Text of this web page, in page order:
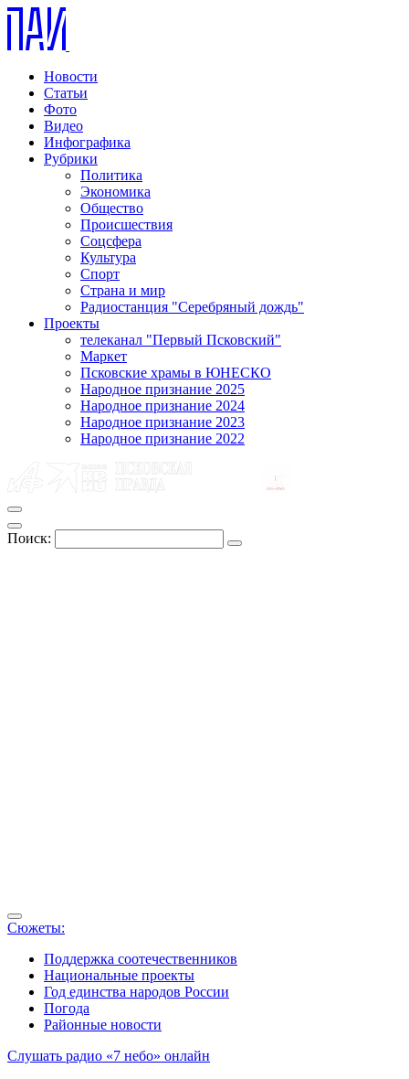
Новости
Статьи
Фото
Видео
Инфографика
Рубрики
Политика
Экономика
Общество
Происшествия
Соцсфера
Культура
Спорт
Страна и мир
Радиостанция "Серебряный дождь"
Проекты
телеканал "Первый Псковский"
Маркет
Псковские храмы в ЮНЕСКО
Народное признание 2025
Народное признание 2024
Народное признание 2023
Народное признание 2022
Поиск:
Сюжеты:
Поддержка соотечественников
Национальные проекты
Год единства народов России
Погода
Районные новости
Слушать радио «7 небо» онлайн